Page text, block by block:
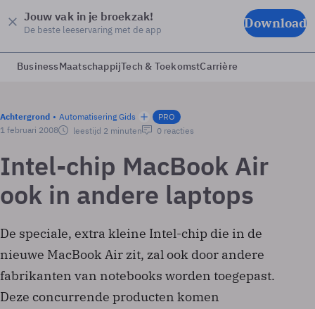
Jouw vak in je broekzak!
De beste leeservaring met de app Download
BusinessMaatschappijTech & ToekomstCarrière
Achtergrond Automatisering Gids
PRO
1 februari 2008
leestijd 2 minuten 0 reacties
Intel-chip MacBook Air
ook in andere laptops
De speciale, extra kleine Intel-chip die in de
nieuwe MacBook Air zit, zal ook door andere
fabrikanten van notebooks worden toegepast.
Deze concurrende producten komen